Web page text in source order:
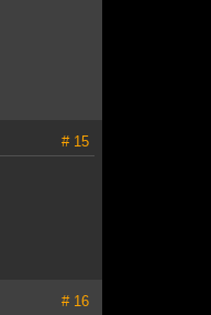
# 15
# 16